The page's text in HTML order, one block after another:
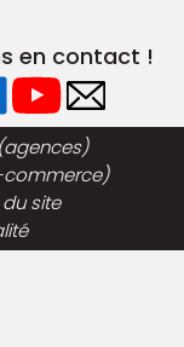
en contact !
commerce)
du site